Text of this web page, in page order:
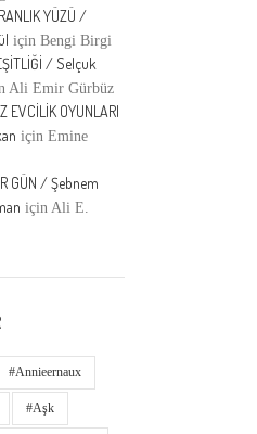
YÜZÜ /
içinBengi Birgi
/ Selçuk
Ali Emir Gürbüz
EVCİLİK OYUNLARI
içinEmine
GÜN / Şebnem
için Ali E.
#annieernaux
#aşk